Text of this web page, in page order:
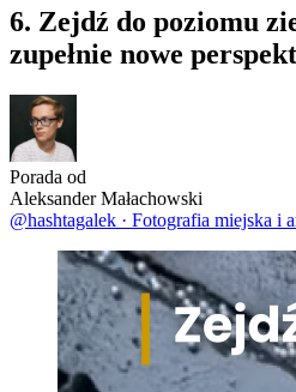
6. Zejdź do poziomu
zupełnie nowe
Porada od
Aleksander Małachowski
@hashtagalek · Fotografia miejska i